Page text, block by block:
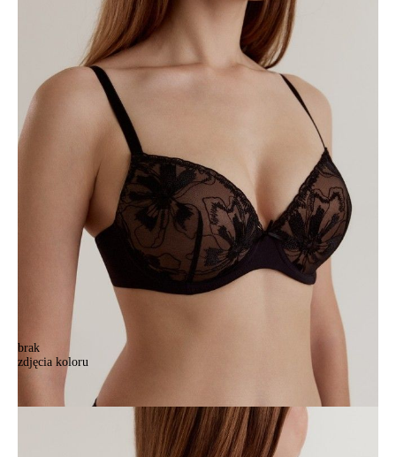
brak
zdjęcia koloru
Biustonosz CE SECRET GARDEN TB1240, r.70A, czarny
Biustonosz CE SECRET GARDEN TB1240, r.70A, czarny
172,90 zł